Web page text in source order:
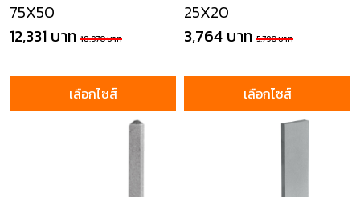
75X50
12,331 บาท 18,970 บาท
เลือกไซส์
25X20
3,764 บาท 5,790 บาท
เลือกไซส์